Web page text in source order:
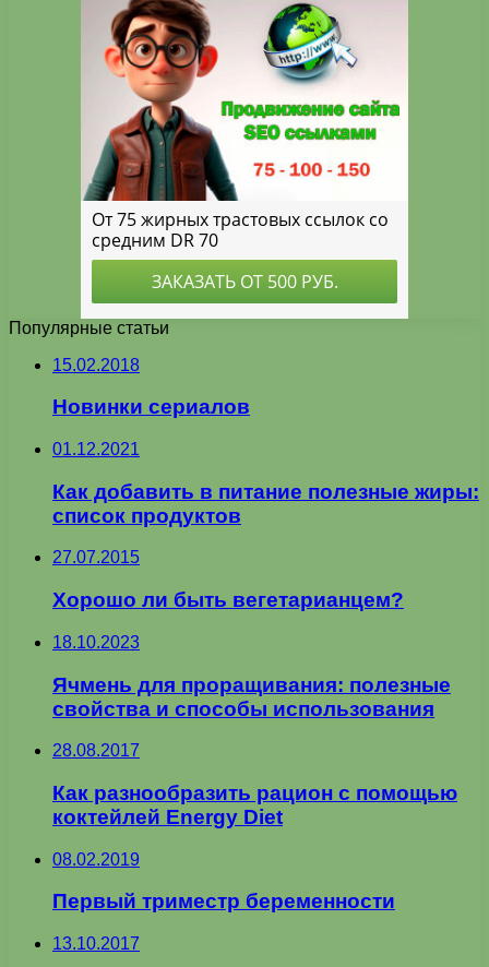
Популярные статьи
15.02.2018
Новинки сериалов
01.12.2021
Как добавить в питание полезные жиры:
список продуктов
27.07.2015
Хорошо ли быть вегетарианцем?
18.10.2023
Ячмень для проращивания: полезные
свойства и способы использования
28.08.2017
Как разнообразить рацион с помощью
коктейлей Energy Diet
08.02.2019
Первый триместр беременности
13.10.2017